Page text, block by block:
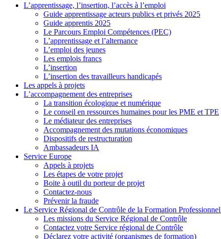
L’apprentissage, l’insertion, l’accès à l’emploi
Guide apprentissage acteurs publics et privés 2025
Guide apprentis 2025
Le Parcours Emploi Compétences (PEC)
L’apprentissage et l’alternance
L’emploi des jeunes
Les emplois francs
L’insertion
L’insertion des travailleurs handicapés
Les appels à projets
L’accompagnement des entreprises
La transition écologique et numérique
Le conseil en ressources humaines pour les PME et TPE
Le médiateur des entreprises
Accompagnement des mutations économiques
Dispositifs de restructuration
Ambassadeurs IA
Service Europe
Appels à projets
Les étapes de votre projet
Boite à outil du porteur de projet
Contactez-nous
Prévenir la fraude
Le Service Régional de Contrôle de la Formation
Les missions du Service Régional de Contrôle
Contactez votre Service régional de Contrôle
Déclarez votre activité (organismes de formation)